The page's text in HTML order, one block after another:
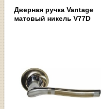
Дверная ручка Vantage
матовый никель V77D